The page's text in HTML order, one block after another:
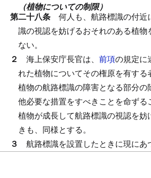
（植物についての制限）
第二十八条 何人も、航路標識の付近
識の視認を妨げるおそれのある植物
ない。
２ 海上保安庁長官は、 前項の規定に
れた植物についてその権原を有する
植物の航路標識の障害となる部分の
他必要な措置をすべきことを命ずる
植物が成長して航路標識の視認を妨
きも、同様とする。
３ 航路標識を設置したときに現にあ
きは、海上保安庁長官は、その権原